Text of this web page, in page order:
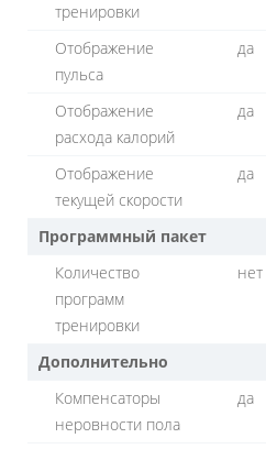
тренировки
Отображение
пульса
да
Отображение
расхода калорий
да
Отображение
текущей скорости
да
Программный пакет
Количество
программ
тренировки
нет
Дополнительно
Компенсаторы
неровности пола
да